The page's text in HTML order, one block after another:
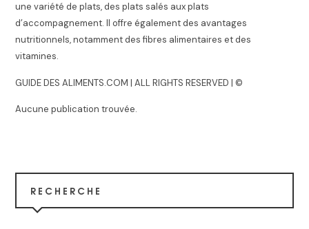
une variété de plats, des plats salés aux plats
d’accompagnement. Il offre également des avantages
nutritionnels, notamment des fibres alimentaires et des
vitamines.
GUIDE DES ALIMENTS.COM | ALL RIGHTS RESERVED | ©
Aucune publication trouvée.
RECHERCHE